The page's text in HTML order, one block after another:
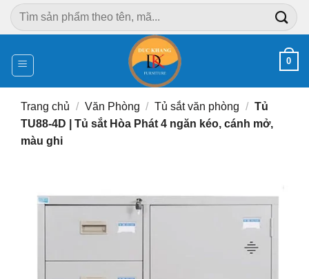
Chuyển
đến
dung
Tìm
kiếm:
0
Trang chủ / Văn Phòng / Tủ sắt văn phòng / Tủ
TU88-4D | Tủ sắt Hòa Phát 4 ngăn kéo, cánh mở,
màu ghi